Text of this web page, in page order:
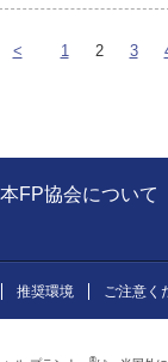
< 1 2 3
FP協会について
推奨環境 ご注意く
®